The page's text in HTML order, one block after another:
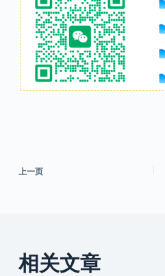
上一页
相关文章